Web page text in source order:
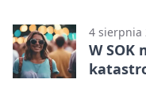
4 sierpnia
W SOK